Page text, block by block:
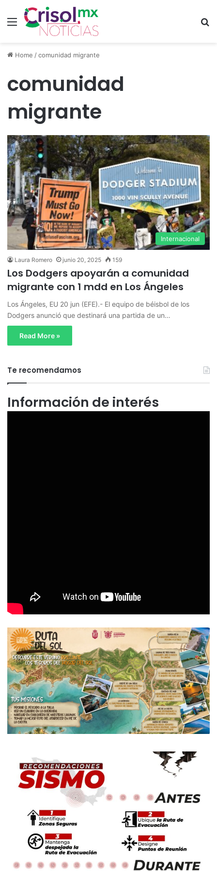
Menu
Home /comunidad migrante
comunidad
migrante
Internacional
Laura Romero junio 20, 2025 159
Los Dodgers apoyarán a comunidad
migrante con 1 mdd en Los Ángeles
Los Ángeles, EU 20 jun (EFE).- El equipo de béisbol de los
Dodgers anunció que destinará una partida de un…
Read More »
Te recomendamos
Información de interés